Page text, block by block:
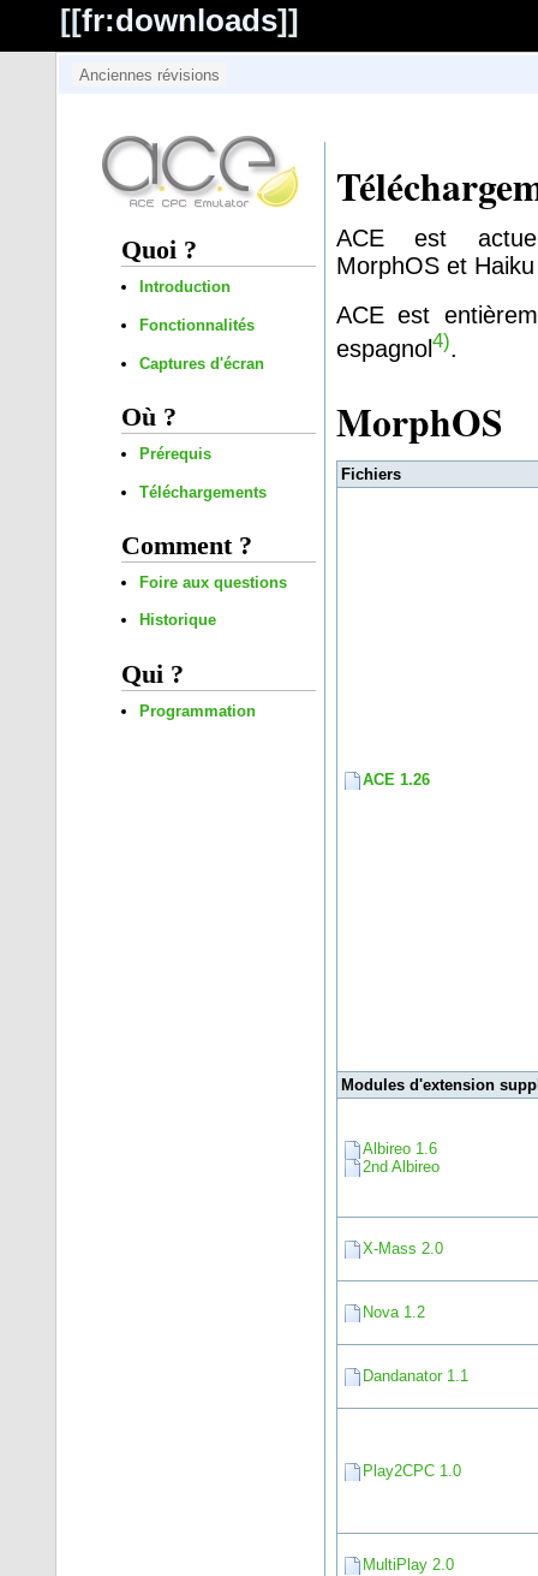
[[fr:downloads]]
Quoi ?
Introduction
Fonctionnalités
Captures d'écran
Où ?
Prérequis
Téléchargements
Comment ?
Foire aux questions
Historique
Qui ?
Programmation
ACE est
MorphOS et
ACE est
espagnol4)
MorphOS
Fichiers
ACE 1.26
Modules d'extension
Albireo 1.6
2nd Albireo
X-Mass 2.0
Nova 1.2
Dandanator 1.1
Play2CPC 1.0
MultiPlay 2.0